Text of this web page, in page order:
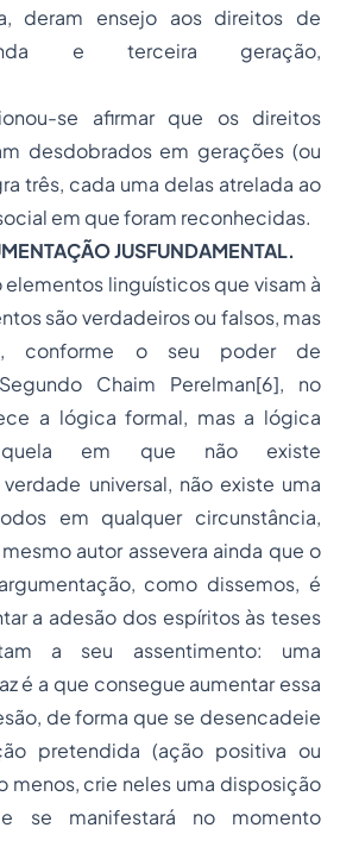
deram ensejo aos direitos de
e terceira geração,
se afirmar que os direitos
desdobrados em gerações (ou
três, cada uma delas atrelada ao
em que foram reconhecidas.
JUSFUNDAMENTAL.
elementos linguísticos que visam à
são verdadeiros ou falsos, mas
conforme o seu poder de
Chaim Perelman[6], no
a lógica formal, mas a lógica
aquela em que não existe
universal, não existe uma
em qualquer circunstância,
autor assevera ainda que o
como dissemos, é
a adesão dos espíritos às teses
a seu assentimento: uma
é a que consegue aumentar essa
deforma que se desencadeie
pretendi­da (ação positiva ou
menos, crie neles uma disposição
se manifestará no momen­to